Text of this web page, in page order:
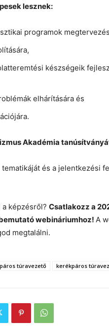
lesznek:
programok
készségeik
elhárítására és
Akadémia
és a jelentkezési
képzésről? Csatlakozz a
webináriumhoz! A
megtalálni.
túravezető kerékpáros